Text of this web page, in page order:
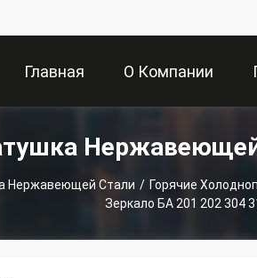
Главная
Страница
О Компании
Нержавеющей Стали / Горячие
Зеркало БА 201 202 304